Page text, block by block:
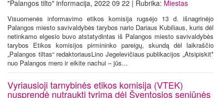
"Palangos tilto" informacija, 2022 09 22 | Rubrika: Miestas
Visuomenės informavimo etikos komisija rugsėjo 13 d. išnagrinėjo
Palangos miesto savivaldybės tarybos nario Dariaus Kubiliaus, kuris dėl
netinkamo elgesio buvo atstatydintas iš Palangos miesto savivaldybės
tarybos Etikos komisijos pirmininko pareigų, skundą dėl laikraščio
„Palangos tiltas“ redaktoriausLino Jegelevičiaus publikacijos „Atsipiskit*
nuo Palangos mero ir eikite nachui – jūs...
Vyriausioji tarnybinės etikos komisija (VTEK)
nusprendė nutraukti tyrimą dėl Šventosios seniūnės